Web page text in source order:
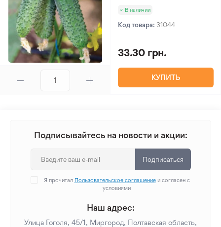
В наличии
Код товара: 31044
33.30 грн.
КУПИТЬ
Подписывайтесь на новости и акции:
Подписаться
Я прочитал Пользовательское соглашениеи согласен с
условиями
Наш адрес:
Улица Гоголя, 45/1, Миргород, Полтавская область,